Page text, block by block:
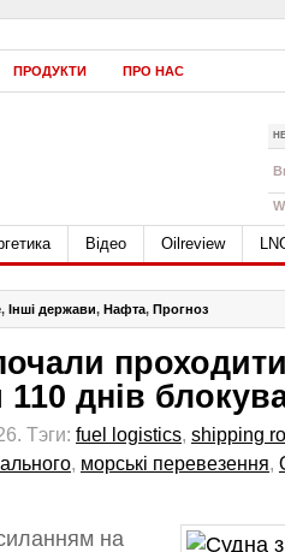
ПРОДУКТИ ПРО НАС
Відео Oilreview
, Інші держави, Нафта, Прогноз
110 днів
Тэги: fuel logistics, shipping
, морські перевезення,
на